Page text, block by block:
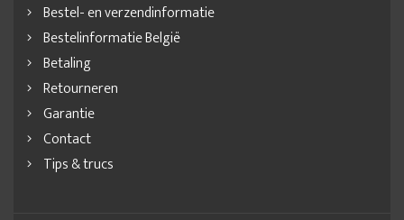
Bestel- en verzendinformatie
Bestelinformatie België
Betaling
Retourneren
Garantie
Contact
Tips & trucs